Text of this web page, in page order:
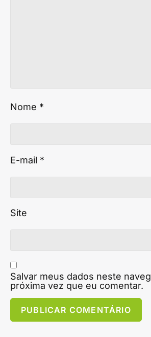
Nome *
E-mail *
Site
Salvar meus dados neste
próxima vez que eu comentar.